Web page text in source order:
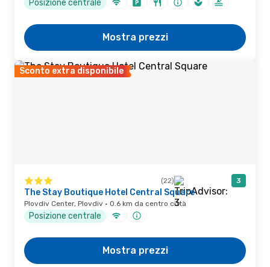
Posizione centrale
Mostra prezzi
Sconto extra disponibile
(22) 3
The Stay Boutique Hotel Central Square
Plovdiv Center, Plovdiv · 0.6 km da centro città
Posizione centrale
Mostra prezzi